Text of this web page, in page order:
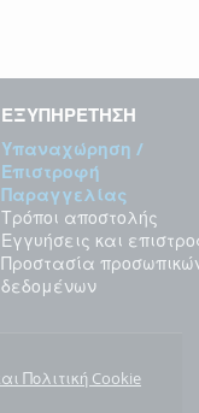
ΕΞΥΠΗΡΕΤΗΣΗ
Υπαναχώρηση /
Επιστροφή
Παραγγελίας
Τρόποι αποστολής
Εγγυήσεις και
Προστασία
δεδομένων
Πολιτική Cookie